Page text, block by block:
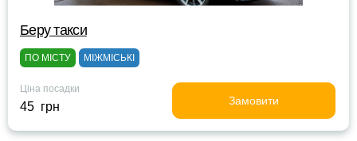
Беру такси
ПО МІСТУ МІЖМІСЬКІ
Ціна посадки
45 грн Замовити